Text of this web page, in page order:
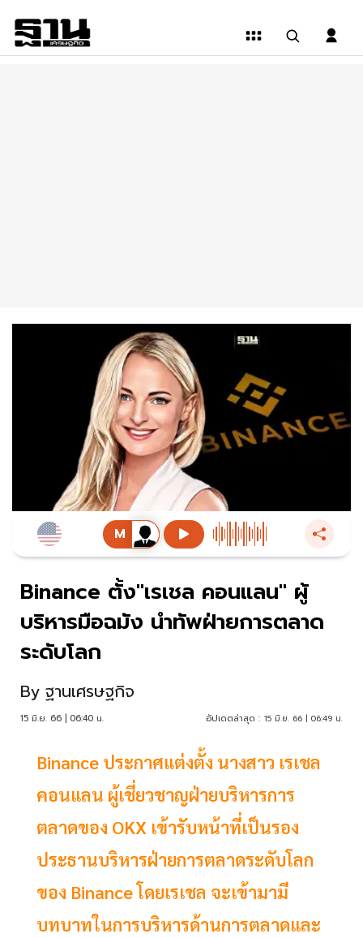
Binance ตั้ง"เรเชล คอนแลน" ผู้
บริหารมือฉมัง นำทัพฝ่ายการตลาด
ระดับโลก
By ฐานเศรษฐกิจ
15 มิ.ย. 66 | 06:40 น. อัปเดตล่าสุด : 15 มิ.ย. 66 | 06:49 น.
Binance ประกาศแต่งตั้ง นางสาว เรเชล
คอนแลน ผู้เชี่ยวชาญฝ่ายบริหารการ
ตลาดของ OKX เข้ารับหน้าที่เป็นรอง
ประธานบริหารฝ่ายการตลาดระดับโลก
ของ Binance โดยเรเชล จะเข้ามามี
บทบาทในการบริหารด้านการตลาดและ